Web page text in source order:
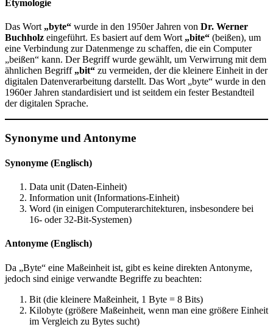
Etymologie
Das Wort „byte“ wurde in den 1950er Jahren von Dr. Werner
Buchholz eingeführt. Es basiert auf dem Wort „bite“ (beißen), um
eine Verbindung zur Datenmenge zu schaffen, die ein Computer
„beißen“ kann. Der Begriff wurde gewählt, um Verwirrung mit dem
ähnlichen Begriff „bit“ zu vermeiden, der die kleinere Einheit in der
digitalen Datenverarbeitung darstellt. Das Wort „byte“ wurde in den
1960er Jahren standardisiert und ist seitdem ein fester Bestandteil
der digitalen Sprache.
Synonyme und Antonyme
Synonyme (Englisch)
Data unit (Daten-Einheit)
Information unit (Informations-Einheit)
Word (in einigen Computerarchitekturen, insbesondere bei
16- oder 32-Bit-Systemen)
Antonyme (Englisch)
Da „Byte“ eine Maßeinheit ist, gibt es keine direkten Antonyme,
jedoch sind einige verwandte Begriffe zu beachten:
Bit (die kleinere Maßeinheit, 1 Byte = 8 Bits)
Kilobyte (größere Maßeinheit, wenn man eine größere Einheit
im Vergleich zu Bytes sucht)